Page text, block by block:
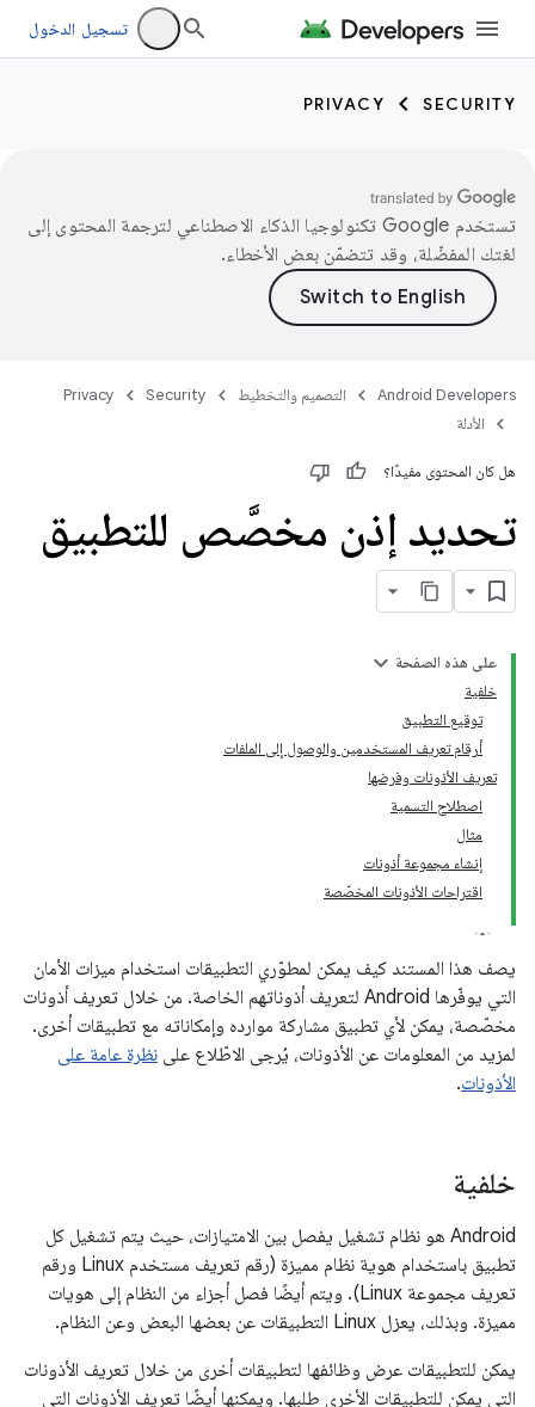
تسجيل الدخول
SECURITY
PRIVACY
تستخدم Google تكنولوجيا الذكاء الاصطناعي لترجمة المحتوى إلى
لغتك المفضّلة، وقد تتضمّن بعض الأخطاء.
Android Developers التصميم والتخطيط Security
Privacy
الأدلة
هل كان المحتوى مفيدًا؟
تحديد إذن مخصَّص للتطبيق
على هذه الصفحة
خلفية
توقيع التطبيق
أرقام تعريف المستخدمين والوصول إلى الملفات
تعريف الأذونات وفرضها
اصطلاح التسمية
مثال
إنشاء مجموعة أذونات
اقتراحات الأذونات المخصّصة
يصف هذا المستند كيف يمكن لمطوّري التطبيقات استخدام ميزات الأمان
التي يوفّرها Android لتعريف أذوناتهم الخاصة. من خلال تعريف أذونات
مخصّصة، يمكن لأي تطبيق مشاركة موارده وإمكاناته مع تطبيقات أخرى.
لمزيد من المعلومات عن الأذونات، يُرجى الاطّلاع على نظرة عامة على
الأذونات.
خلفية
Android هو نظام تشغيل يفصل بين الامتيازات، حيث يتم تشغيل كل
تطبيق باستخدام هوية نظام مميزة (رقم تعريف مستخدم Linux ورقم
تعريف مجموعة Linux). ويتم أيضًا فصل أجزاء من النظام إلى هويات
مميزة. وبذلك، يعزل Linux التطبيقات عن بعضها البعض وعن النظام.
يمكن للتطبيقات عرض وظائفها لتطبيقات أخرى من خلال تعريف الأذونات
التي يمكن للتطبيقات الأخرى طلبها. ويمكنها أيضًا تعريف الأذونات التي